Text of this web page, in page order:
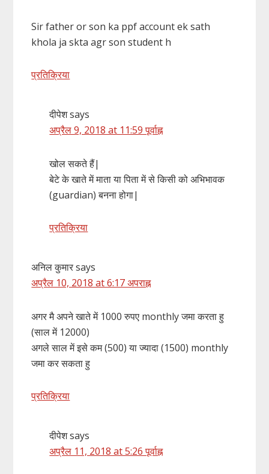
Sir father or son ka ppf account ek sath
khola ja skta agr son student h
प्रतिक्रिया
दीपेशsays
अप्रैल 9, 2018 at 11:59 पूर्वाह्न
खोल सकते हैं|
बेटे के खाते में माता या पिता में से किसी को अभिभावक
(guardian) बनना होगा|
प्रतिक्रिया
अनिल कुमारsays
अप्रैल 10, 2018 at 6:17 अपराह्न
अगर मै अपने खाते में 1000 रुपए monthly जमा करता हु
(साल में 12000)
अगले साल में इसे कम (500) या ज्यादा (1500) monthly
जमा कर सकता हु
प्रतिक्रिया
दीपेशsays
अप्रैल 11, 2018 at 5:26 पूर्वाह्न